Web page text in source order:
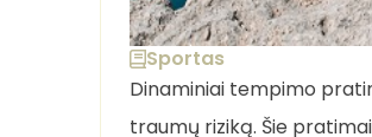
Sportas
Dinaminiai tempimo
traumų riziką. Šie